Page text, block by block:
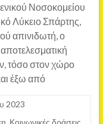
Νοσοκομείου
Λύκειο Σπάρτης,
απινιδωτή, ο
τόσο στον χώρο
έξω από
2023
, Κοινωνικές δράσεις,